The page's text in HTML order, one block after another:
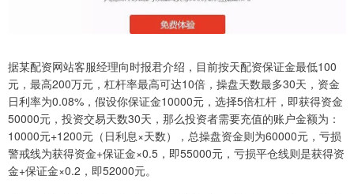
据某配资网站客服经理向时报君介绍，目前按天配资保证金最低100
元，最高200万元，杠杆率最高可达10倍，操盘天数最多30天，资金
日利率为0.08%，假设你保证金10000元，选择5倍杠杆，即获得资金
50000元，投资交易天数30天，那么投资者需要充值的账户金额为：
10000元+1200元（日利息×天数），总操盘资金则为60000元，亏损
警戒线为获得资金+保证金×0.5，即55000元，亏损平仓线则是获得资
金+保证金×0.2，即52000元。